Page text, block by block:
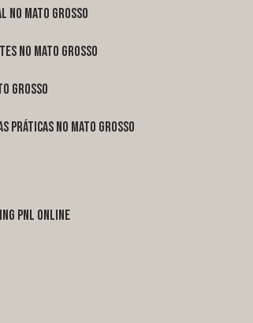
no Mato Grosso
no Mato Grosso
Grosso
práticas no Mato Grosso
pnl online